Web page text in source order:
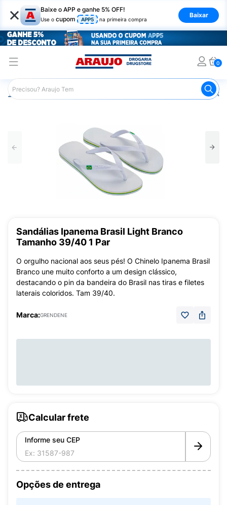
× Baixe o APP e ganhe 5% OFF!
Use o cupom APP5 na primeira compra
Baixar
0
Araujo Mercado Calçados e
Sandálias Ipanema Brasil Light Branco
Tamanho 39/40 1 Par
O orgulho nacional aos seus pés! O Chinelo Ipanema Brasil
Branco une muito conforto a um design clássico,
destacando o pin da bandeira do Brasil nas tiras e filetes
laterais coloridos. Tam 39/40.
Marca:GRENDENE
Calcular frete
Informe seu CEP
Opções de entrega